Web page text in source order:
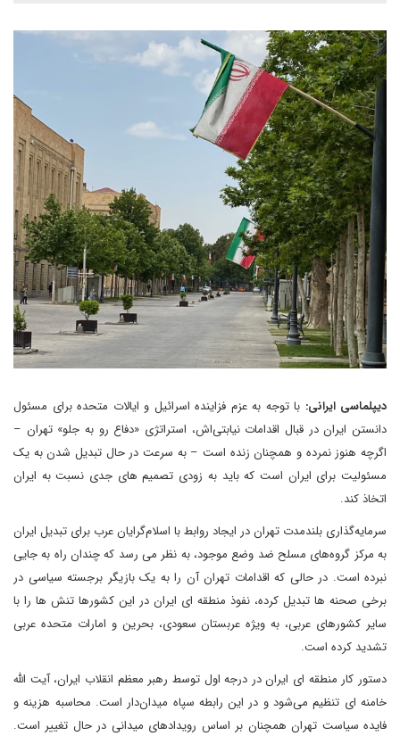
دیپلماسی ایرانی: با توجه به عزم فزاینده اسرائیل و ایالات متحده برای مسئول
دانستن ایران در قبال اقدامات نیابتی‌اش، استراتژی «دفاع رو به جلو» تهران –
اگرچه هنوز نمرده و همچنان زنده است – به سرعت در حال تبدیل شدن به یک
مسئولیت برای ایران است که باید به زودی تصمیم های جدی نسبت به ایران
اتخاذ کند.
سرمایه‌گذاری بلندمدت تهران در ایجاد روابط با اسلام‌گرایان عرب برای تبدیل ایران
به مرکز گروه‌های مسلح ضد وضع موجود، به نظر می رسد که چندان راه به جایی
نبرده است. در حالی که اقدامات تهران آن را به یک بازیگر برجسته سیاسی در
برخی صحنه ها تبدیل کرده، نفوذ منطقه ای ایران در این کشورها تنش ها را با
سایر کشورهای عربی، به ویژه عربستان سعودی، بحرین و امارات متحده عربی
تشدید کرده است.
دستور کار منطقه ای ایران در درجه اول توسط رهبر معظم انقلاب ایران، آیت الله
خامنه ای تنظیم می‌شود و در این رابطه سپاه میدان‌دار است. محاسبه هزینه و
فایده سیاست تهران همچنان بر اساس رویدادهای میدانی در حال تغییر است.